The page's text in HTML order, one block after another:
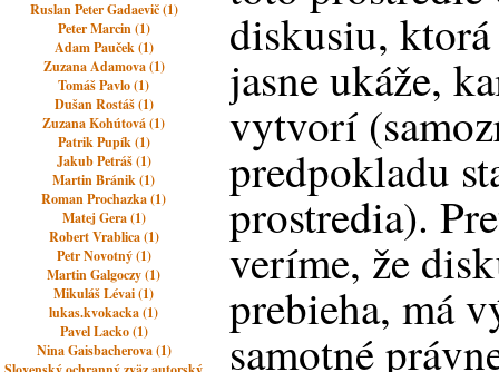
Ruslan Peter Gadaevič (1)
Peter Marcin (1)
Adam Pauček (1)
Zuzana Adamova (1)
Tomáš Pavlo (1)
Dušan Rostáš (1)
Zuzana Kohútová (1)
Patrik Pupík (1)
Jakub Petráš (1)
Martin Bránik (1)
Roman Prochazka (1)
Matej Gera (1)
Robert Vrablica (1)
Petr Novotný (1)
Martin Galgoczy (1)
Mikuláš Lévai (1)
lukas.kvokacka (1)
Pavel Lacko (1)
Nina Gaisbacherova (1)
diskusiu,
jasne ukáže,
vytvorí
predpokladu
prostredia).
veríme, že
prebieha, má
samotné